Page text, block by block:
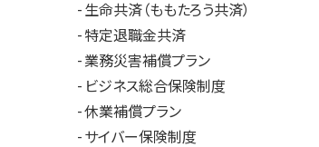
生命共済（ももたろう共済）
特定退職金共済
業務災害補償プラン
ビジネス総合保険制度
休業補償プラン
サイバー保険制度